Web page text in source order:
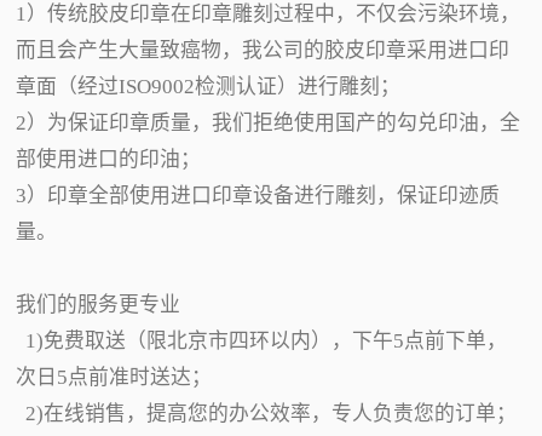
1）传统胶皮印章在印章雕刻过程中，不仅会污染环境，
而且会产生大量致癌物，我公司的胶皮印章采用进口印
章面（经过ISO9002检测认证）进行雕刻；
2）为保证印章质量，我们拒绝使用国产的勾兑印油，全
部使用进口的印油；
3）印章全部使用进口印章设备进行雕刻，保证印迹质
量。
我们的服务更专业
1)免费取送（限北京市四环以内），下午5点前下单，
次日5点前准时送达；
2)在线销售，提高您的办公效率，专人负责您的订单；